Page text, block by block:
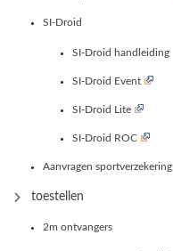
SI-Droid
SI-Droid handleiding
SI-Droid Event
SI-Droid Lite
SI-Droid ROC
Aanvragen sportverzekering
toestellen
2m ontvangers